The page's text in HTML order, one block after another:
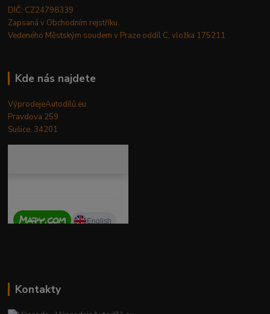
DIČ: CZ24798339
Zapsaná v Obchodním rejstříku.
Vedeného Městským soudem v Praze oddíl C, vložka 175211
Kde nás najdete
VýprodejeAutodílů.eu
Pravdova 259
Sušice, 34201
Kontakty